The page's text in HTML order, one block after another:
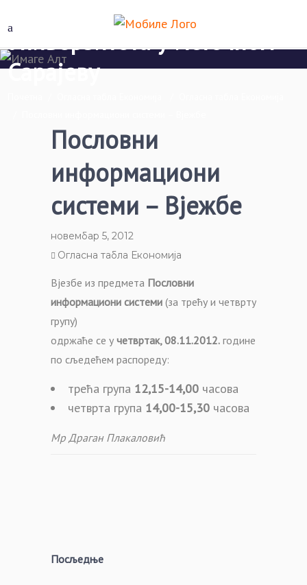
Економски факултет Пале
Универзитета у Источном
Сарајеву
Пословни
информациони
системи – Вјежбе
новембар 5, 2012
Огласна табла Економија
Вјезбе из предмета Пословни
информациони системи (за трећу и четврту
групу)
одржаће се у четвртак, 08.11.2012. године
по сљедећем распореду:
трећа група 12,15-14,00 часова
четврта група 14,00-15,30 часова
Мр Драган Плакаловић
Посљедње